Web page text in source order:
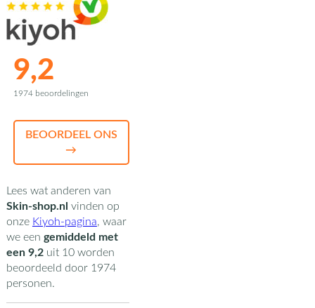
9,2
1974 beoordelingen
BEOORDEEL ONS
→
Lees wat anderen van
Skin-shop.nl vinden op
onze Kiyoh-pagina, waar
we een gemiddeld met
een 9,2uit 10worden
beoordeeld door 1974
personen.